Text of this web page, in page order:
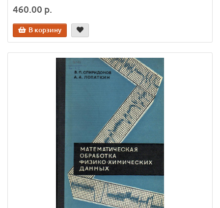
460.00 р.
В корзину